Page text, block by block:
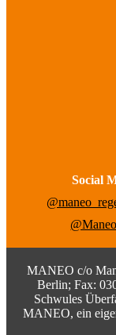
Social
MANEO c/o
Berlin; Fax:
Schwules
MANEO, ein